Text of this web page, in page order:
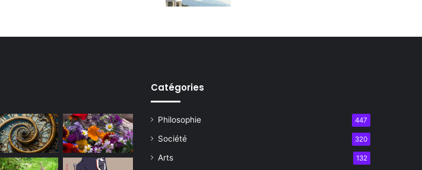
Catégories
Philosophie 447
Société 320
Arts 132